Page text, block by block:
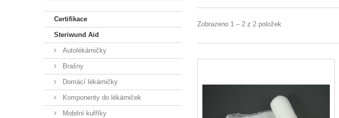
Certifikace
Steriwund Aid
Autolékárničky
Brašny
Domácí lékárničky
Komponenty do lékárniček
Mobilní kufříky
Zobrazeno 1 – 2 z 2 položek